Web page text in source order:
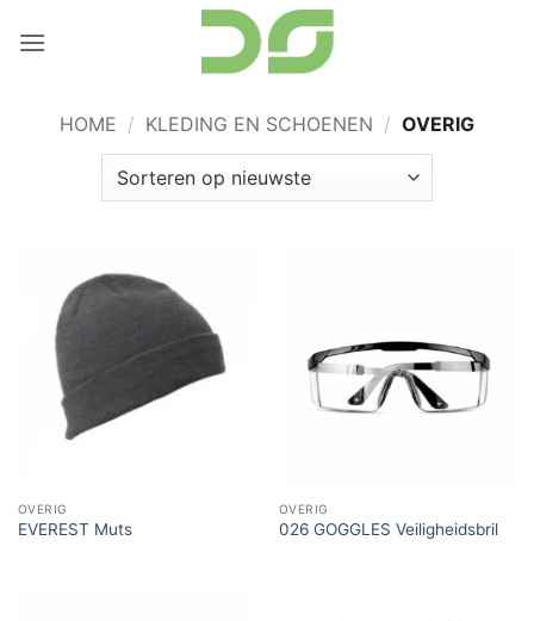
naar
HOME / KLEDING EN SCHOENEN / OVERIG
OVERIG
EVEREST Muts
OVERIG
026 GOGGLES Veiligheidsbril